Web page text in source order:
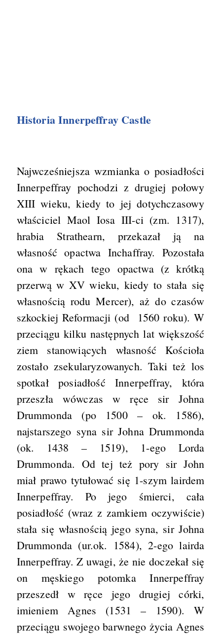
Historia Innerpeffray Castle
Najwcześniejsza wzmianka o posiadłości
Innerpeffray pochodzi z drugiej połowy
XIII wieku, kiedy to jej dotychczasowy
właściciel Maol Iosa III-ci (zm. 1317),
hrabia Strathearn, przekazał ją na
własność opactwa Inchaffray. Pozostała
ona w rękach tego opactwa (z krótką
przerwą w XV wieku, kiedy to stała się
własnością rodu Mercer), aż do czasów
szkockiej Reformacji (od 1560 roku). W
przeciągu kilku następnych lat większość
ziem stanowiących własność Kościoła
zostało zsekularyzowanych. Taki też los
spotkał posiadłość Innerpeffray, która
przeszła wówczas w ręce sir Johna
Drummonda (po 1500 – ok. 1586),
najstarszego syna sir Johna Drummonda
(ok. 1438 – 1519), 1-ego Lorda
Drummonda. Od tej też pory sir John
miał prawo tytułować się 1-szym lairdem
Innerpeffray. Po jego śmierci, cała
posiadłość (wraz z zamkiem oczywiście)
stała się własnością jego syna, sir Johna
Drummonda (ur.ok. 1584), 2-ego lairda
Innerpeffray. Z uwagi, że nie doczekał się
on męskiego potomka Innerpeffray
przeszedł w ręce jego drugiej córki,
imieniem Agnes (1531 – 1590). W
przeciągu swojego barwnego życia Agnes